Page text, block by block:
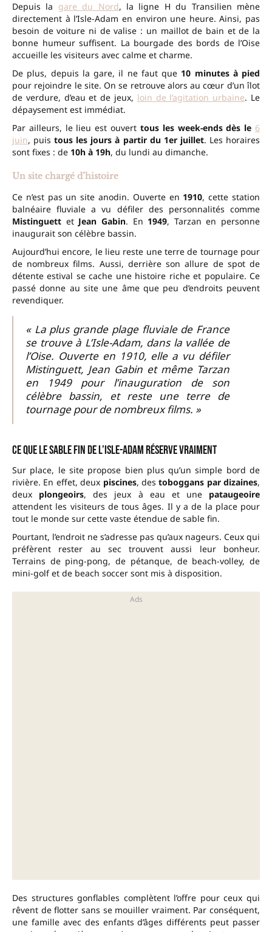
Depuis la gare du Nord, la ligne H du Transilien mène
directement à l’Isle-Adam en environ une heure. Ainsi, pas
besoin de voiture ni de valise : un maillot de bain et de la
bonne humeur suffisent. La bourgade des bords de l’Oise
accueille les visiteurs avec calme et charme.
De plus, depuis la gare, il ne faut que 10 minutes à pied
pour rejoindre le site. On se retrouve alors au cœur d’un îlot
de verdure, d’eau et de jeux, loin de l’agitation urbaine. Le
dépaysement est immédiat.
Par ailleurs, le lieu est ouvert tous les week-ends dès le 6
juin, puistous les jours à partir du 1er juillet. Les horaires
sont fixes : de 10h à 19h, du lundi au dimanche.
Un site chargé d’histoire
Ce n’est pas un site anodin. Ouverte en 1910, cette station
balnéaire fluviale a vu défiler des personnalités comme
Mistinguett et Jean Gabin. En 1949, Tarzan en personne
inaugurait son célèbre bassin.
Aujourd’hui encore, le lieu reste une terre de tournage pour
de nombreux films. Aussi, derrière son allure de spot de
détente estival se cache une histoire riche et populaire. Ce
passé donne au site une âme que peu d’endroits peuvent
revendiquer.
« La plus grande plage fluviale de France
se trouve à L’Isle-Adam, dans la vallée de
l’Oise. Ouverte en 1910, elle a vu défiler
Mistinguett, Jean Gabin et même Tarzan
en 1949 pour l’inauguration de son
célèbre bassin, et reste une terre de
tournage pour de nombreux films. »
Ce que le sable fin de l’Isle-Adam réserve vraiment
Sur place, le site propose bien plus qu’un simple bord de
rivière. En effet, deux piscines, destoboggans par dizaines,
deux plongeoirs, des jeux à eau et une pataugeoire
attendent les visiteurs de tous âges. Il y a de la place pour
tout le monde sur cette vaste étendue de sable fin.
Pourtant, l’endroit ne s’adresse pas qu’aux nageurs. Ceux qui
préfèrent rester au sec trouvent aussi leur bonheur.
Terrains de ping-pong, de pétanque, de beach-volley, de
mini-golf et de beach soccer sont mis à disposition.
Des structures gonflables complètent l’offre pour ceux qui
rêvent de flotter sans se mouiller vraiment. Par conséquent,
une famille avec des enfants d’âges différents peut passer